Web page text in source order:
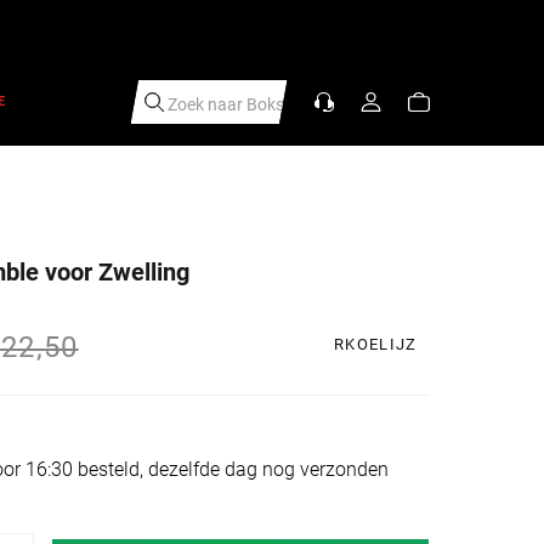
Zoek naar Sc|
voor Zwelling
RKOELIJZ
16:30 besteld, dezelfde dag nog verzonden